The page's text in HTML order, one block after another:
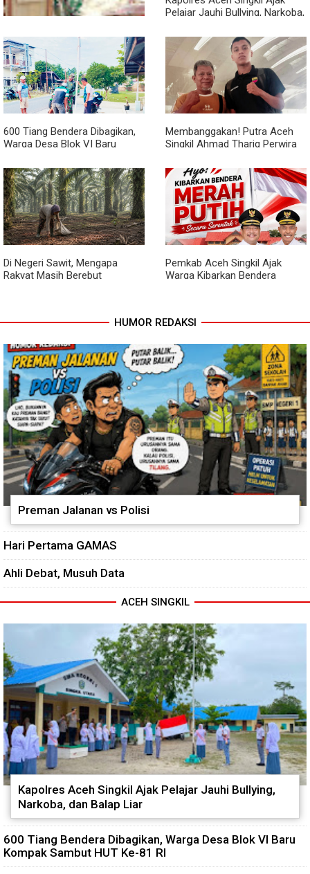
Cuaca Tak Jadi Penghalang,
Pengecoran Kepala Jembatan
Garuda dan Pengacian Terus
Dikebut
Pelajar Jauhi Bullying, Narkoba,
600 Tiang Bendera Dibagikan,
Warga Desa Blok VI Baru
Membanggakan! Putra Aceh
Singkil Ahmad Thariq Perwira
2026
Di Negeri Sawit, Mengapa
Rakyat Masih Berebut
Pemkab Aceh Singkil Ajak
Warga Kibarkan Bendera
HUMOR REDAKSI
Preman Jalanan vs Polisi
Hari Pertama GAMAS
Ahli Debat, Musuh Data
ACEH SINGKIL
Kapolres Aceh Singkil Ajak Pelajar Jauhi Bullying,
Narkoba, dan Balap Liar
600 Tiang Bendera Dibagikan, Warga Desa Blok VI Baru
Kompak Sambut HUT Ke-81 RI